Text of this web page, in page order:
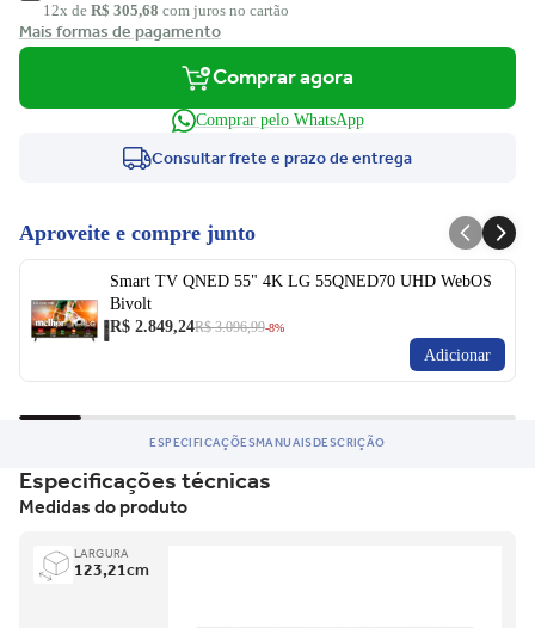
12x de R$ 305,68 com juros no cartão
Mais formas de pagamento
Comprar agora
Comprar pelo WhatsApp
Consultar frete e prazo de entrega
Aproveite e compre junto
Smart TV QNED 55" 4K LG 55QNED70 UHD WebOS
Bivolt
R$ 2.849,24R$ 3.096,99-8%
Adicionar
ESPECIFICAÇÕESMANUAISDESCRIÇÃO
Especificações técnicas
Medidas do produto
LARGURA
123,21cm